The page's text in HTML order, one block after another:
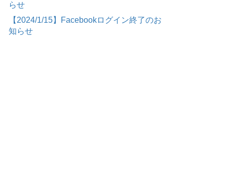
らせ
【2024/1/15】Facebookログイン終了のお
知らせ